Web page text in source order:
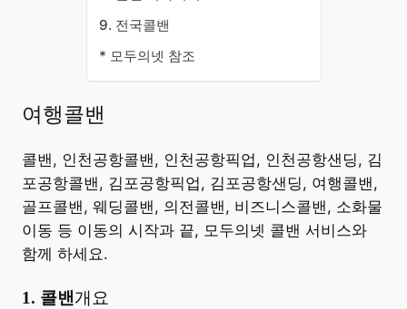
9. 전국콜밴
* 모두의넷 참조
여행콜밴
콜밴, 인천공항콜밴, 인천공항픽업, 인천공항샌딩, 김
포공항콜밴, 김포공항픽업, 김포공항샌딩, 여행콜밴,
골프콜밴, 웨딩콜밴, 의전콜밴, 비즈니스콜밴, 소화물
이동 등 이동의 시작과 끝, 모두의넷 콜밴 서비스와
함께 하세요.
​1. 콜밴 개요